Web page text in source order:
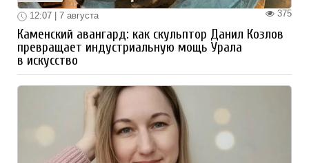
375
12:07 | 7 августа
Каменский авангард: как скульптор Данил Козлов
превращает индустриальную мощь Урала
в искусство